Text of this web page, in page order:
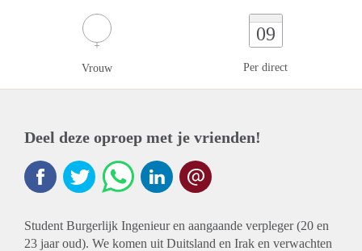
Vrouw
09
Per direct
Deel deze oproep met je vrienden!
Student Burgerlijk Ingenieur en aangaande verpleger (20 en
23 jaar oud). We komen uit Duitsland en Irak en verwachten